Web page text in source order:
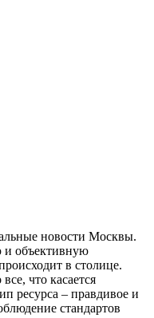
новости Москвы.
и объективную
в столице.
что касается
ресурса – правдивое и
стандартов